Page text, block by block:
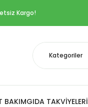
Kargo!
BAKIMGIDA TAKVİYELERİ